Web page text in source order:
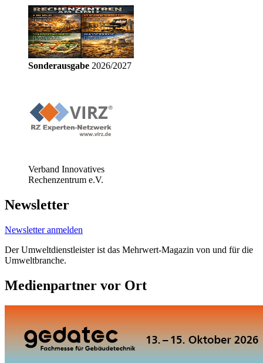
Sonderausgabe 2026/2027
Verband Innovatives
Rechenzentrum e.V.
Newsletter
Newsletter anmelden
Der Umweltdienstleister ist das Mehrwert-Magazin von und für die
Umweltbranche.
Medienpartner vor Ort